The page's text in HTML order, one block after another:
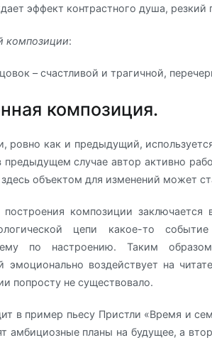
эффект контрастного душа, резкий
композиции:
– счастливой и трагичной,
композиция.
ровно как и предыдущий,
предыдущем случае автор активно
объектом для изменений может
построения композиции
цепи какое-то
по настроению. Таким
эмоционально воздействует на
попросту не существовало.
в пример пьесу Пристли «Время и
амбициозные планы на будущее, а